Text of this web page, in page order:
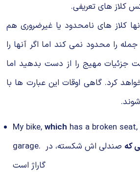
کلاز های تعریفی.
کلاز های نامحدود یا غیرضروری هم
را محدود نمی کند اما اگر آنها را
جزئیات مهیج را از دست بدهید اما
کرد.‌ گاهی اوقات این عبارت ها با
My bike, which has a broken
که صندلی اش شکسته، در
گاراژ است